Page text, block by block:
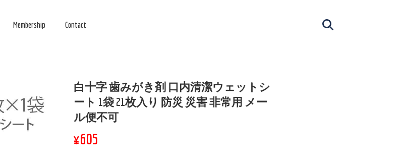
Membership Contact
白十字 歯みがき剤 口内清潔ウェットシ
ート 1袋 21枚入り 防災 災害 非常用 メー
ル便不可
¥605